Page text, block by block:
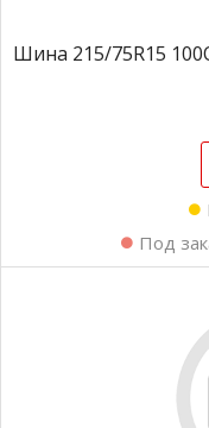
Шина 215/75R15
Под